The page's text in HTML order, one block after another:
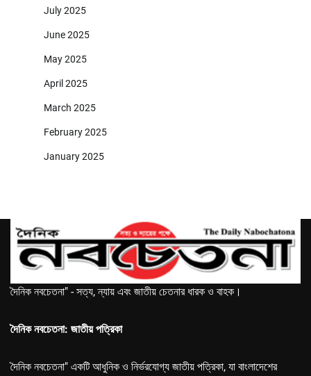
July 2025
June 2025
May 2025
April 2025
March 2025
February 2025
January 2025
দৈনিক নবচেতনা" - সত্য, ন্যায় এবং জাতীয় চেতনার ধারক ও বাহক।
দৈনিক নবচেতনা: জাতীয় পত্রিকা
দৈনিক নবচেতনা" একটি আধুনিক ও নির্ভরযোগ্য জাতীয় পত্রিকা, যা বাংলাদেশের